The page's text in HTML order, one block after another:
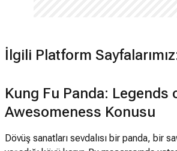
İlgili Platform
Kung Fu Panda: Legends
Awesomeness Konusu
Dövüş sanatları sevdalısı bir panda, bir